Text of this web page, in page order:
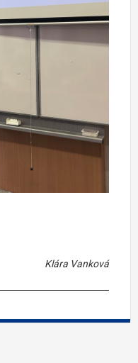
Klára Vanková